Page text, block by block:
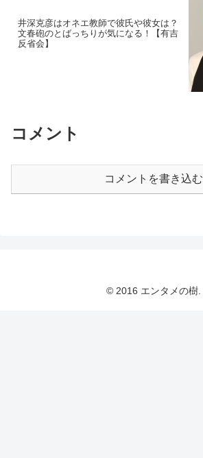
井深克彦はオネエ教師で彼氏や彼女は？
文春砲のとばっちりが気になる！【有吉
反省会】
コメント
コメントを書き込む
© 2016 エンタメの樹.